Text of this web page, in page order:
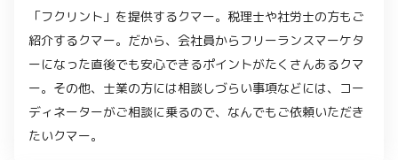
「フクリント」を提供するクマー。税理士や社労士の方もご
紹介するクマー。だから、会社員からフリーランスマーケタ
ーになった直後でも安心できるポイントがたくさんあるクマ
ー。その他、士業の方には相談しづらい事項などには、コー
ディネーターがご相談に乗るので、なんでもご依頼いただき
たいクマー。